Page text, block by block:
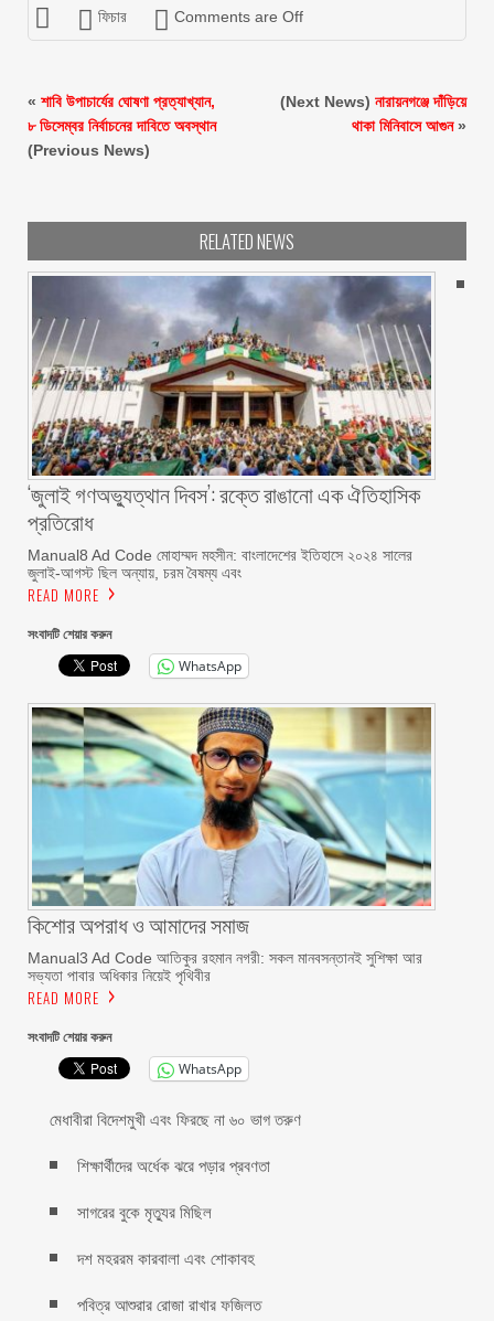
ফিচার Comments are Off
« শাবি উপাচার্যের ঘোষণা প্রত্যাখ্যান,
৮ ডিসেম্বর নির্বাচনের দাবিতে অবস্থান
(Previous News)
(Next News) নারায়নগঞ্জে দাঁড়িয়ে
থাকা মিনিবাসে আগুন»
RELATED NEWS
‘জুলাই গণঅভ্যুত্থান দিবস’: রক্তে রাঙানো এক ঐতিহাসিক
প্রতিরোধ
Manual8 Ad Code মোহাম্মদ মহসীন: বাংলাদেশের ইতিহাসে ২০২৪ সালের
জুলাই-আগস্ট ছিল অন্যায়, চরম বৈষম্য এবং
READ MORE
সংবাদটি শেয়ার করুন
WhatsApp
কিশোর অপরাধ ও আমাদের সমাজ
Manual3 Ad Code আতিকুর রহমান নগরী: সকল মানবসন্তানই সুশিক্ষা আর
সভ্যতা পাবার অধিকার নিয়েই পৃথিবীর
READ MORE
সংবাদটি শেয়ার করুন
WhatsApp
মেধাবীরা বিদেশমুখী এবং ফিরছে না ৬০ ভাগ তরুণ
শিক্ষার্থীদের অর্ধেক ঝরে পড়ার প্রবণতা
সাগরের বুকে মৃত্যুর মিছিল
দশ মহররম কারবালা এবং শোকাবহ
পবিত্র আশুরার রোজা রাখার ফজিলত